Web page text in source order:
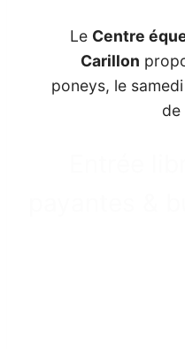
Le Centre
Carillon
poneys, le
de